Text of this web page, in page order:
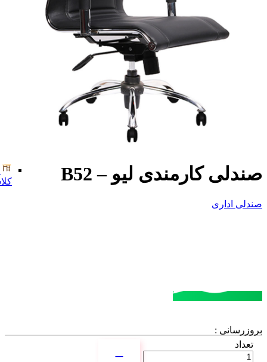
صندلی کارمندی لیو – B52
صندلی اداری
بروزرسانی :
تعداد